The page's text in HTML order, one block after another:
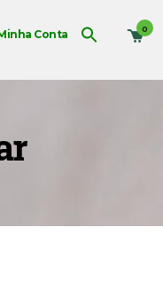
0
Conta